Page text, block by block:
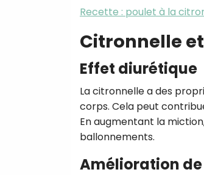
Recette : poulet à la
Citronnelle
Effet diurétique
La citronnelle a des
corps. Cela peut
En augmentant la
ballonnements.
Amélioration